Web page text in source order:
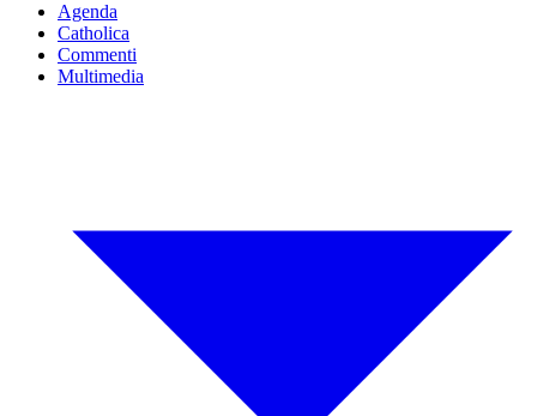
Agenda
Catholica
Commenti
Multimedia